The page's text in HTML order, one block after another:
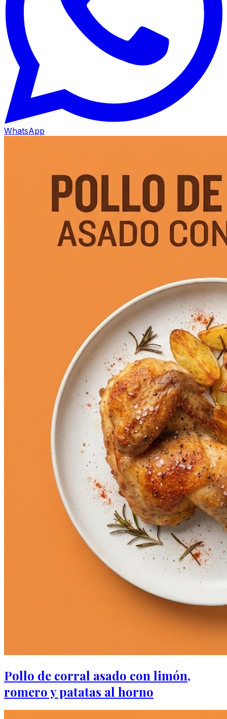
WhatsApp
Pollo de corral asado con limón,
romero y patatas al horno